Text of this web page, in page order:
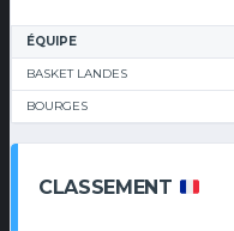
ÉQUIPE
BASKET LANDES
BOURGES
CLASSEMENT